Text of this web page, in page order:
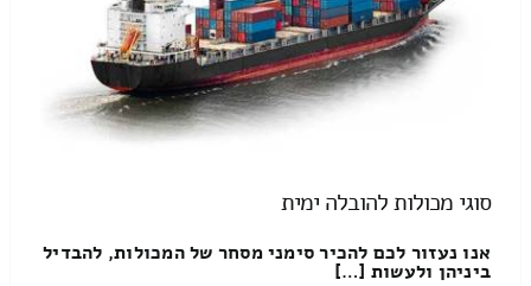
סוגי מכולות להובלה ימית
אנו נעזור לכם להכיר סימני מסחר של המכולות, להבדיל
ביניהן ולעשות […]